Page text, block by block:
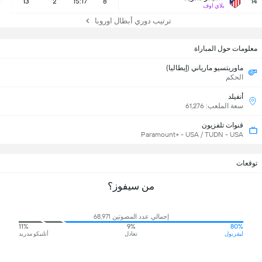
بلاي اوف
ترتيب دوري أبطال اوروبا
معلومات حول المباراة
ماوريتسيو مارياني (إيطاليا)
الحكم
أنفيلد
سعة الملعب: 61,276
قنوات تلفزيون
Paramount+ - USA / TUDN - USA
توقعات
من سيفوز؟
إجمالي عدد المصوتين 68,971
80%
ليفربول
9%
تعادل
11%
أتلتيكو مدريد